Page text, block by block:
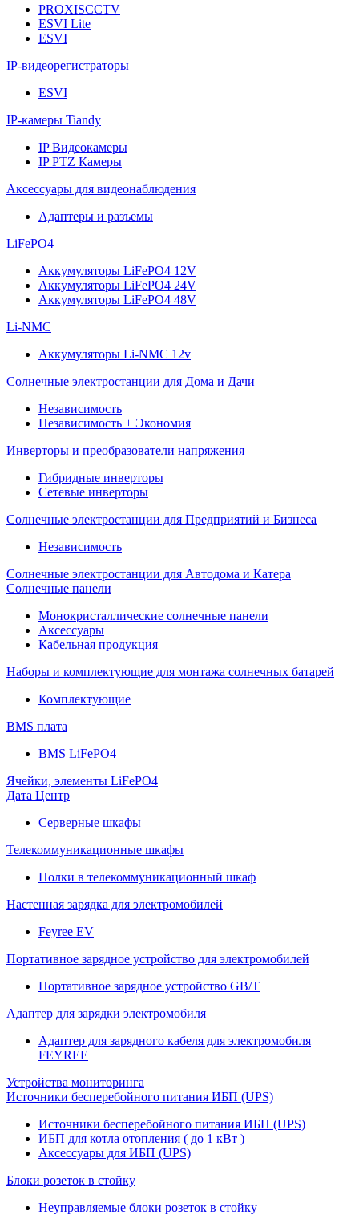
PROXISCCTV
ESVI Lite
ESVI
IP-видеорегистраторы
ESVI
IP-камеры Tiandy
IP Видеокамеры
IP PTZ Камеры
Аксессуары для видеонаблюдения
Адаптеры и разъемы
LiFePO4
Аккумуляторы LiFePO4 12V
Аккумуляторы LiFePO4 24V
Аккумуляторы LiFePO4 48V
Li-NMC
Аккумуляторы Li-NMC 12v
Солнечные электростанции для Дома и Дачи
Независимость
Независимость + Экономия
Инверторы и преобразователи напряжения
Гибридные инверторы
Сетевые инверторы
Солнечные электростанции для Предприятий и Бизнеса
Независимость
Солнечные электростанции для Автодома и Катера
Солнечные панели
Монокристаллические солнечные панели
Аксессуары
Кабельная продукция
Наборы и комплектующие для монтажа солнечных батарей
Комплектующие
BMS плата
BMS LiFePO4
Ячейки, элементы LiFePO4
Дата Центр
Серверные шкафы
Телекоммуникационные шкафы
Полки в телекоммуникационный шкаф
Настенная зарядка для электромобилей
Feyree EV
Портативное зарядное устройство для электромобилей
Портативное зарядное устройство GB/T
Адаптер для зарядки электромобиля
Адаптер для зарядного кабеля для электромобиля
FEYREE
Устройства мониторинга
Источники бесперебойного питания ИБП (UPS)
Источники бесперебойного питания ИБП (UPS)
ИБП для котла отопления ( до 1 кВт )
Аксессуары для ИБП (UPS)
Блоки розеток в стойку
Неуправляемые блоки розеток в стойку